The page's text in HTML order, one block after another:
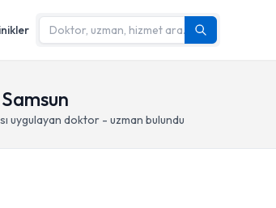
uygulayan doktor - uzman bulundu